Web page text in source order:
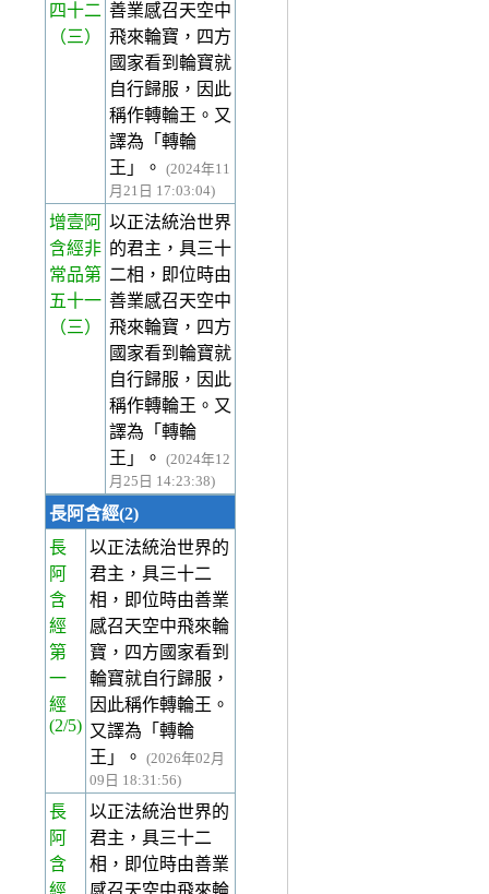
四十二
（三）
善業感召天空中
飛來輪寶，四方
國家看到輪寶就
自行歸服，因此
稱作轉輪王。又
譯為「轉輪
王」。
(2024年11
月21日 17:03:04)
增壹阿
含經非
常品第
五十一
（三）
以正法統治世界
的君主，具三十
二相，即位時由
善業感召天空中
飛來輪寶，四方
國家看到輪寶就
自行歸服，因此
稱作轉輪王。又
譯為「轉輪
王」。
(2024年12
月25日 14:23:38)
長阿含經(2)
長
阿
含
經
第
一
經
(2/5)
以正法統治世界的
君主，具三十二
相，即位時由善業
感召天空中飛來輪
寶，四方國家看到
輪寶就自行歸服，
因此稱作轉輪王。
又譯為「轉輪
王」。
(2026年02月
09日 18:31:56)
長
阿
含
以正法統治世界的
君主，具三十二
相，即位時由善業